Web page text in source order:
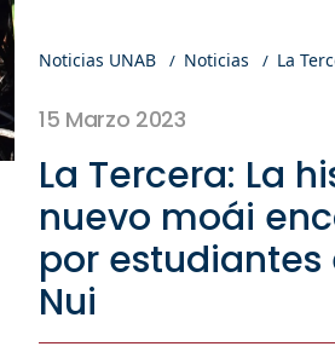
Noticias UNAB Noticias La Tercera: La
15 Marzo 2023
La Tercera: La
nuevo moái
por estudiantes
Nui